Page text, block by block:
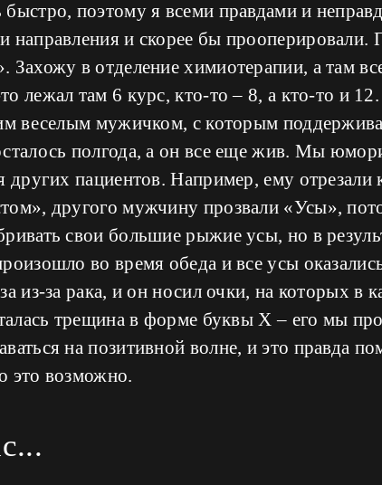
поэтому я всеми правдами и
направления и скорее бы прооперировали.
в отделение химиотерапии, а там
лежал там 6 курс, кто-то – 8, а кто-то и
веселым мужичком, с которым
полгода, а он все еще жив. Мы
других пациентов. Например, ему отрезали
другого мужчину прозвали «Усы»,
свои большие рыжие усы, но в
во время обеда и все усы
из-за рака, и он носил очки, на которых в
трещина в форме буквы X – его мы
на позитивной волне, и это правда
это возможно.